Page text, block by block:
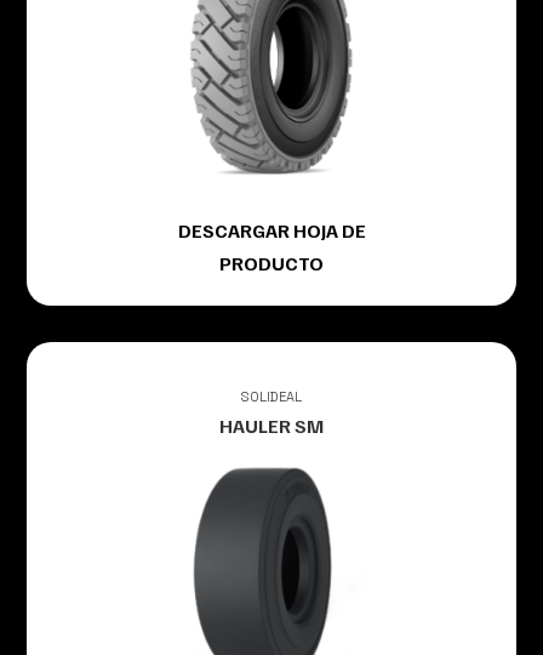
DESCARGAR HOJA DE
PRODUCTO
SOLIDEAL
HAULER SM